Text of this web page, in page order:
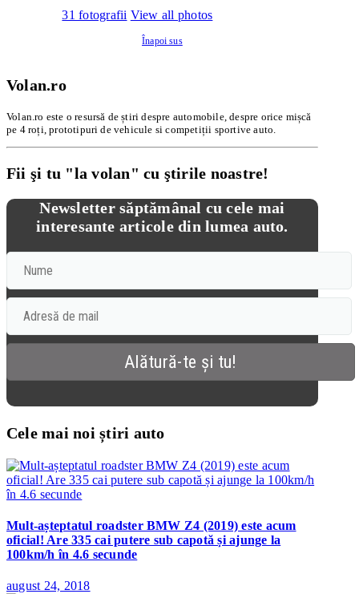
31 fotografii View all photos
Înapoi sus
Volan.ro
Volan.ro este o resursă de știri despre automobile, despre orice mișcă
pe 4 roți, prototipuri de vehicule si competiții sportive auto.
Fii şi tu "la volan" cu ştirile noastre!
Newsletter săptămânal cu cele mai
interesante articole din lumea auto.
Cele mai noi știri auto
Mult-așteptatul roadster BMW Z4 (2019) este acum
oficial! Are 335 cai putere sub capotă și ajunge la
100km/h în 4.6 secunde
august 24, 2018